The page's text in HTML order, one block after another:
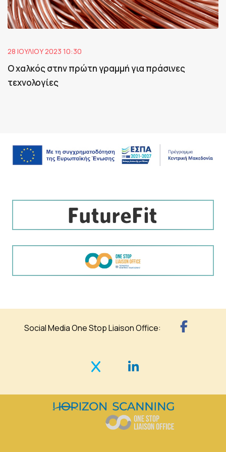
28 ΙΟΥΛΊΟΥ 2023 10:30
Ο χαλκός στην πρώτη γραμμή για πράσινες
τεχνολογίες
Social Media One Stop Liaison Office: